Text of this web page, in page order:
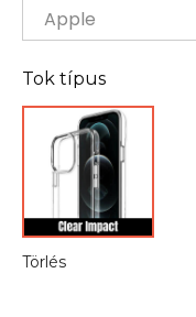
Tok típus
Törlés